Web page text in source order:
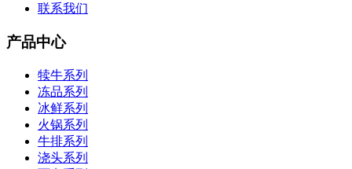
联系我们
产品中心
犊牛系列
冻品系列
冰鲜系列
火锅系列
牛排系列
浇头系列